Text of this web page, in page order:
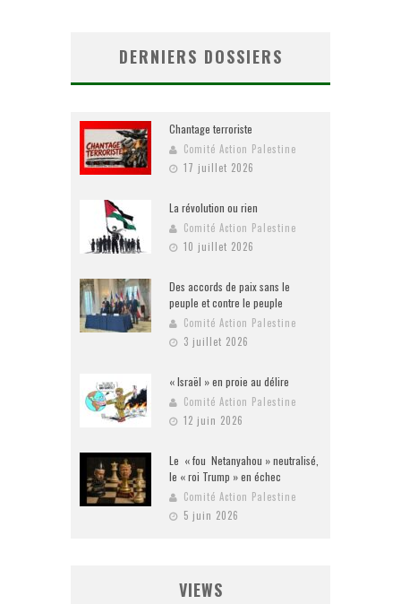
DERNIERS DOSSIERS
Chantage terroriste
Comité Action Palestine
17 juillet 2026
La révolution ou rien
Comité Action Palestine
10 juillet 2026
Des accords de paix sans le
peuple et contre le peuple
Comité Action Palestine
3 juillet 2026
« Israël » en proie au délire
Comité Action Palestine
12 juin 2026
Le « fou Netanyahou » neutralisé,
le « roi Trump » en échec
Comité Action Palestine
5 juin 2026
VIEWS